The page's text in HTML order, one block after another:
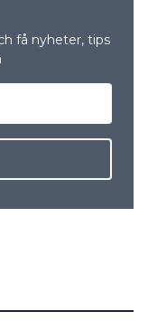
få nyheter, tips